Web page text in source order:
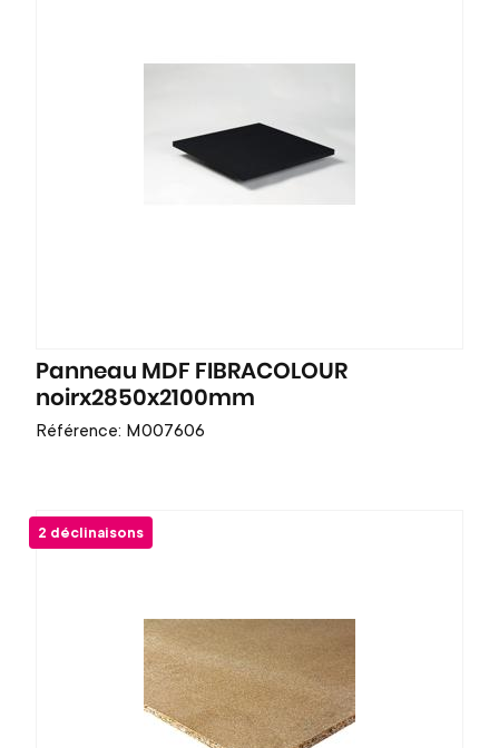
Panneau MDF FIBRACOLOUR
noirx2850x2100mm
Référence: M007606
2 déclinaisons